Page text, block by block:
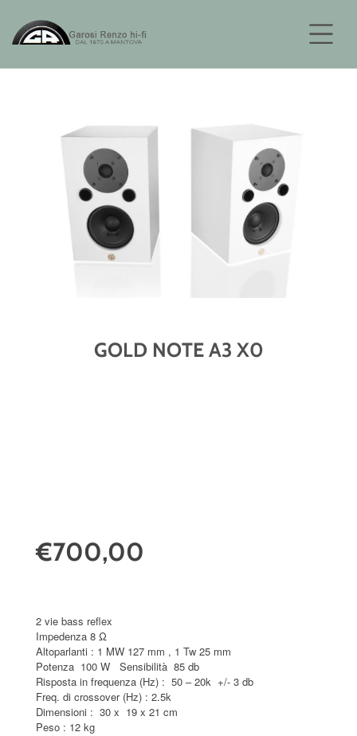
GOLD NOTE A3 X0
€700,00
2 vie bass reflex
Impedenza 8 Ω
Altoparlanti : 1 MW 127 mm , 1 Tw 25 mm
Potenza 100 W Sensibilità 85 db
Risposta in frequenza (Hz) : 50 – 20k +/- 3 db
Freq. di crossover (Hz) : 2.5k
Dimensioni : 30 x 19 x 21 cm
Peso : 12 kg